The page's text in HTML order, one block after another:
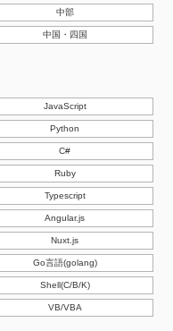
中部
中国・四国
JavaScript
Python
C#
Ruby
Typescript
Angular.js
Nuxt.js
Go言語(golang)
Shell(C/B/K)
VB/VBA